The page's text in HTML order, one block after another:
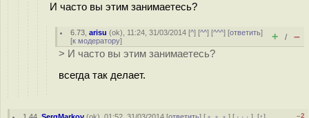
И часто вы этим занимаетесь?
6.73 ,arisu (ok), 11:24, 31/03/2014 [^] [^^] [^^^] [ответить]
[к модератору] + / –
> И часто вы этим занимаетесь?
всегда так делает.
–2